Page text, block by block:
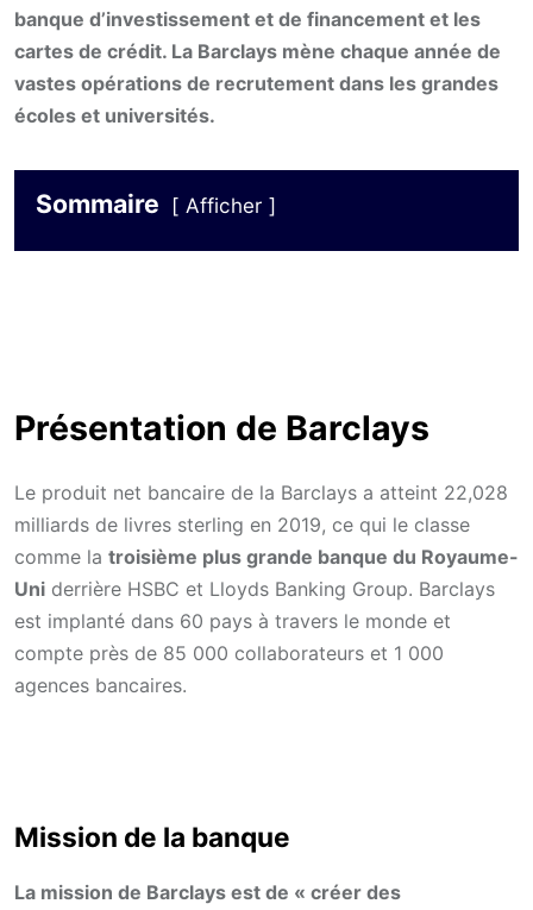
banque d’investissement et de financement et les
cartes de crédit. La Barclays mène chaque année de
vastes opérations de recrutement dans les grandes
écoles et universités.
Sommaire Afficher
Présentation de Barclays
Le produit net bancaire de la Barclays a atteint 22,028
milliards de livres sterling en 2019, ce qui le classe
comme la troisième plus grande banque du Royaume-
Uni derrière HSBC et Lloyds Banking Group. Barclays
est implanté dans 60 pays à travers le monde et
compte près de 85 000 collaborateurs et 1 000
agences bancaires.
Mission de la banque
La mission de Barclays est de « créer des